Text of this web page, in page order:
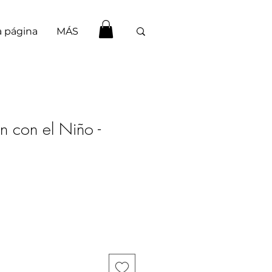
página MÁS
con el Niño -